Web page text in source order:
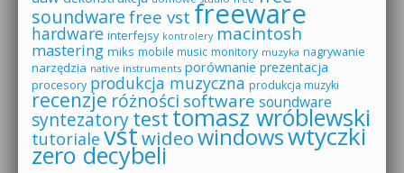
soundware free vst freeware
hardware interfejsy kontrolery macintosh
mastering miks mobile music monitory muzyka nagrywanie
narzędzia native instruments porównanie prezentacja
procesory produkcja muzyczna produkcja muzyki
recenzje różności software soundware
syntezatorytesttomasz wróblewski
tutoriale vstwideowindowswtyczki
zero decybeli